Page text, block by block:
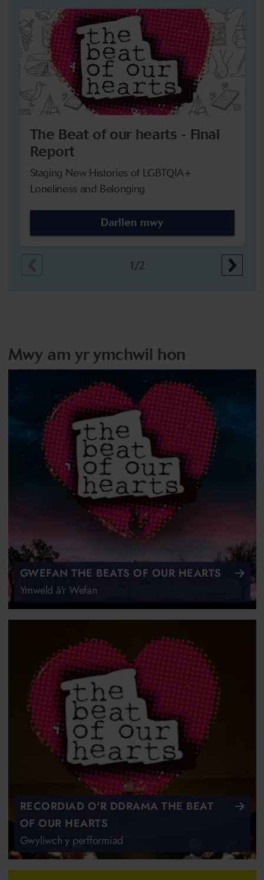
The Beat of our hearts - Final
Report
Staging New Histories of LGBTQIA+
Loneliness and Belonging
Darllen mwy
1/2
Mwy am yr ymchwil hon
GWEFAN THE BEATS OF OUR HEARTS
Ymweld â'r Wefan
RECORDIAD O'R DDRAMA THE BEAT
OF OUR HEARTS
Gwyliwch y perfformiad